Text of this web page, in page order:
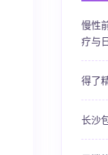
慢性
疗与
得了
长沙